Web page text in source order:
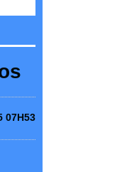
07H53